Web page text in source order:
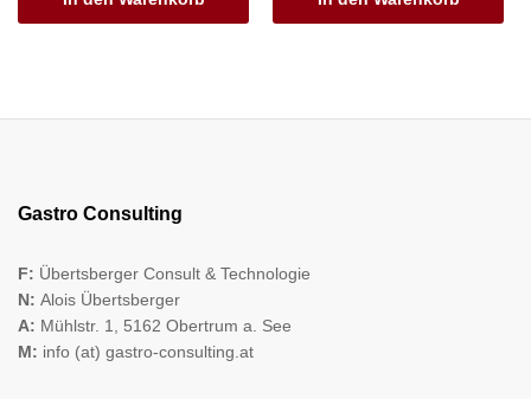
Gastro Consulting
F: Übertsberger Consult & Technologie
N: Alois Übertsberger
A: Mühlstr. 1, 5162 Obertrum a. See
M: info (at) gastro-consulting.at